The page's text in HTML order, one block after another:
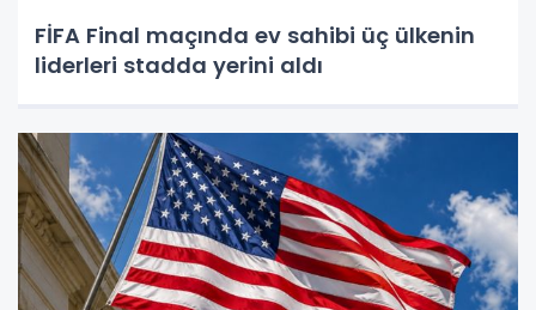
FİFA Final maçında ev sahibi üç ülkenin
liderleri stadda yerini aldı